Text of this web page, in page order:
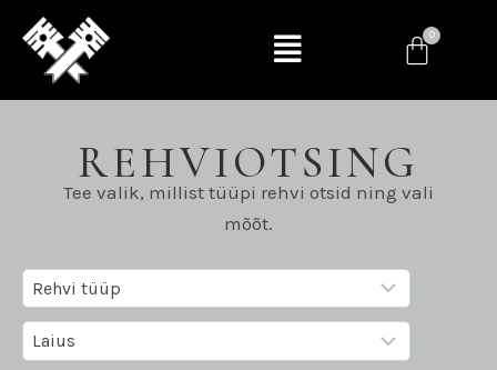
REHVIOTSING
Tee valik, millist tüüpi rehvi otsid ning vali
mõõt.